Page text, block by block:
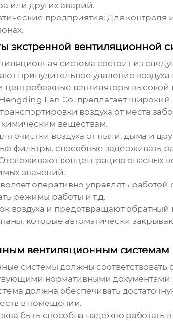
или других аварий.
предприятия: Для контроля
экстренной вентиляционной
система состоит из
принудительное удаление
центробежные вентиляторы высокой
Fan Co. предлагает широкий
воздуха от места
веществам.
очистки воздуха от пыли, дыма и
фильтры, способные задерживать
концентрацию опасных
значений.
оперативно управлять
режимы работы и т.д.
воздуха и предотвращают обратный
которые автоматически
вентиляционным системам
системы должны соответствовать
нормативными документами
должна обеспечивать
в помещении.
быть способна надежно работать